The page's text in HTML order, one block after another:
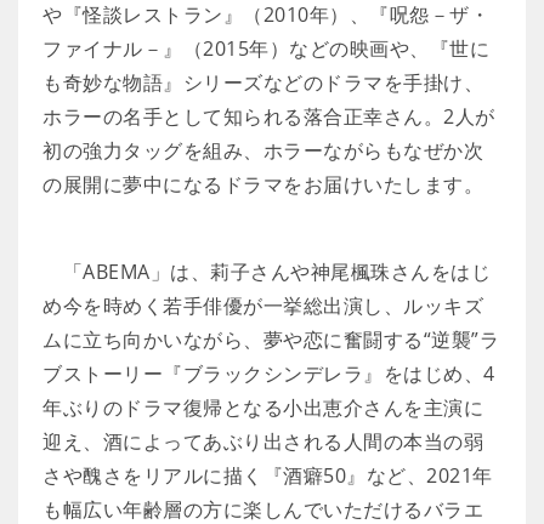
や『怪談レストラン』（2010年）、『呪怨－ザ・
ファイナル－』（2015年）などの映画や、『世に
も奇妙な物語』シリーズなどのドラマを手掛け、
ホラーの名手として知られる落合正幸さん。2人が
初の強力タッグを組み、ホラーながらもなぜか次
の展開に夢中になるドラマをお届けいたします。
「ABEMA」は、莉子さんや神尾楓珠さんをはじ
め今を時めく若手俳優が一挙総出演し、ルッキズ
ムに立ち向かいながら、夢や恋に奮闘する“逆襲”ラ
ブストーリー『ブラックシンデレラ』をはじめ、4
年ぶりのドラマ復帰となる小出恵介さんを主演に
迎え、酒によってあぶり出される人間の本当の弱
さや醜さをリアルに描く『酒癖50』など、2021年
も幅広い年齢層の方に楽しんでいただけるバラエ